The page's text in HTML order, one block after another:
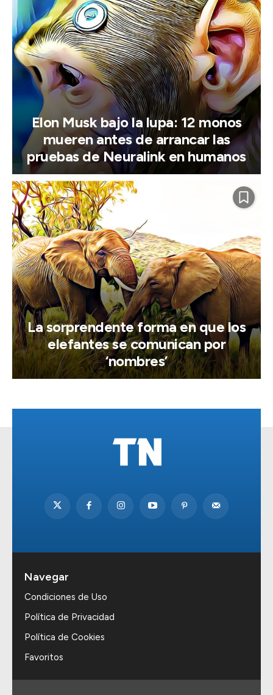
Elon Musk bajo la lupa: 12 monos
mueren antes de arrancar las
pruebas de Neuralink en humanos
La sorprendente forma en que los
elefantes se comunican por
‘nombres’
Navegar
Condiciones de Uso
Política de Privacidad
Política de Cookies
Favoritos